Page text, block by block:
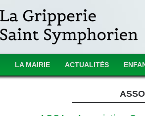
LA MAIRIE ACTUALITÉS